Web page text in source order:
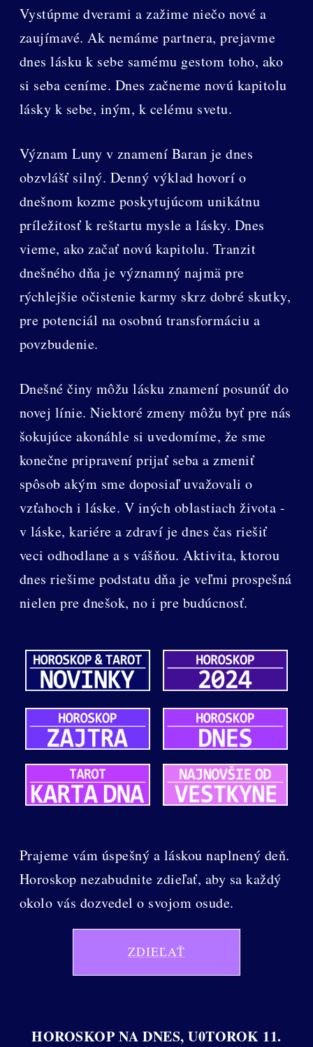
Vystúpme dverami a zažime niečo nové a
zaujímavé. Ak nemáme partnera, prejavme
dnes lásku k sebe samému gestom toho, ako
si seba ceníme. Dnes začneme novú kapitolu
lásky k sebe, iným, k celému svetu.
Význam Luny v znamení Baran je dnes
obzvlášť silný. Denný výklad hovorí o
dnešnom kozme poskytujúcom unikátnu
príležitosť k reštartu mysle a lásky. Dnes
vieme, ako začať novú kapitolu. Tranzit
dnešného dňa je významný najmä pre
rýchlejšie očistenie karmy skrz dobré skutky,
pre potenciál na osobnú transformáciu a
povzbudenie.
Dnešné činy môžu lásku znamení posunúť do
novej línie. Niektoré zmeny môžu byť pre nás
šokujúce akonáhle si uvedomíme, že sme
konečne pripravení prijať seba a zmeniť
spôsob akým sme doposiaľ uvažovali o
vzťahoch i láske. V iných oblastiach života -
v láske, kariére a zdraví je dnes čas riešiť
veci odhodlane a s vášňou. Aktivita, ktorou
dnes riešime podstatu dňa je veľmi prospešná
nielen pre dnešok, no i pre budúcnosť.
Prajeme vám úspešný a láskou naplnený deň.
Horoskop nezabudnite zdieľať, aby sa každý
okolo vás dozvedel o svojom osude.
ZDIEĽAŤ
HOROSKOP NA DNES, U0TOROK 11.